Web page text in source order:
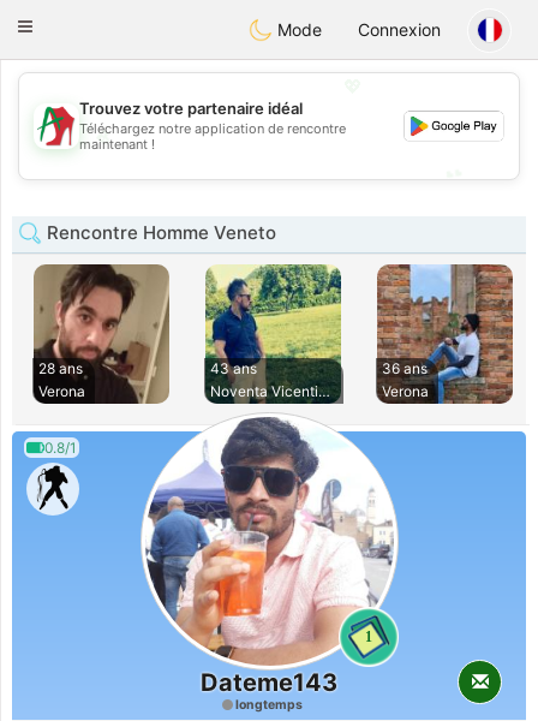
AmamiOra
Toggle
Mode Connexion
💖
💕
Trouvez votre partenaire idéal
Téléchargez notre application de rencontre
maintenant !
Rencontre Homme Veneto
28 ans
Verona
43 ans
Noventa Vicentina
36 ans
Verona
0.8/1
1
Dateme143
longtemps